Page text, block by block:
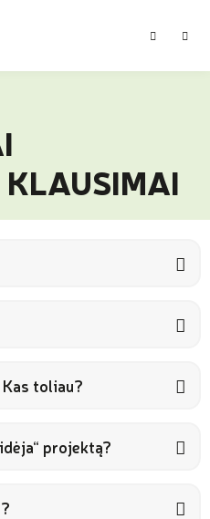
PAIEŠKA
toliau?
projektą?